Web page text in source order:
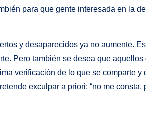
para que gente interesada en la
y desaparecidos ya no aumente.
Pero también se desea que
verificación de lo que se comparte y
exculpar a priori: “no me consta,